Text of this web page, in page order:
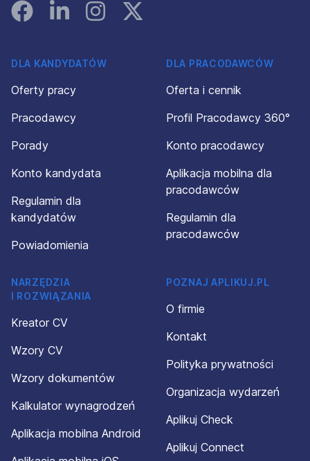
FacebookLinked InInstagramInstagram
DLA KANDYDATÓW
Oferty pracy
Pracodawcy
Porady
Konto kandydata
Regulamin dla
kandydatów
Powiadomienia
DLA PRACODAWCÓW
Oferta i cennik
Profil Pracodawcy 360°
Konto pracodawcy
Aplikacja mobilna dla
pracodawców
Regulamin dla
pracodawców
NARZĘDZIA
I ROZWIĄZANIA
Kreator CV
Wzory CV
Wzory dokumentów
Kalkulator wynagrodzeń
Aplikacja mobilna Android
POZNAJ APLIKUJ.PL
O firmie
Kontakt
Polityka prywatności
Organizacja wydarzeń
Aplikuj Check
Aplikuj Connect